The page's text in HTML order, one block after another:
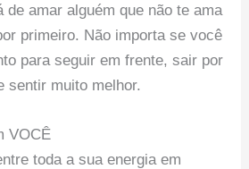
de amar alguém que não te ama
primeiro. Não importa se você
para seguir em frente, sair por
sentir muito melhor.
VOCÊ
toda a sua energia em